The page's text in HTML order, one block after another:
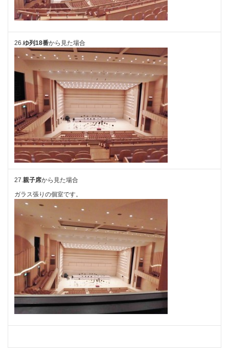
26.ゆ列18番から見た場合
27.親子席から見た場合
ガラス張りの個室です。